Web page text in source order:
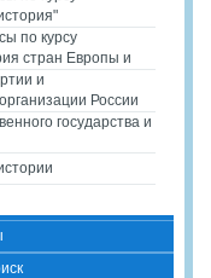
по курсу
стран Европы и
и
России
государства и